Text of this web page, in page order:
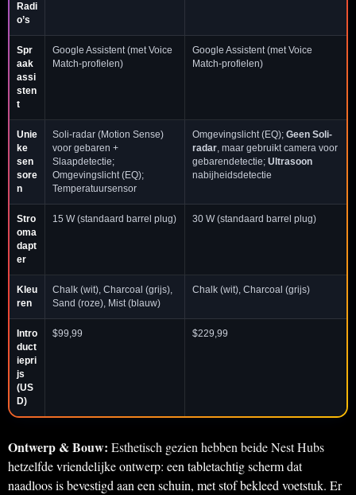
Radi
o’s
Spr
aak
assi
sten
t
Google Assistent (met Voice
Match-profielen)
Google Assistent (met Voice
Match-profielen)
Unie
ke
sen
sore
n
Soli-radar (Motion Sense)
voor gebaren +
Slaapdetectie;
Omgevingslicht (EQ);
Temperatuursensor
Omgevingslicht (EQ); Geen Soli-
radar, maar gebruikt camera voor
gebarendetectie; Ultrasoon
nabijheidsdetectie
Stro
oma
dapt
er
15 W (standaard barrel plug) 30 W (standaard barrel plug)
Kleu
ren
Chalk (wit), Charcoal (grijs),
Sand (roze), Mist (blauw)
Chalk (wit), Charcoal (grijs)
Intro
duct
iepri
js
(US
D)
$99,99 $229,99
Ontwerp & Bouw: Esthetisch gezien hebben beide Nest Hubs
hetzelfde vriendelijke ontwerp: een tabletachtig scherm dat
naadloos is bevestigd aan een schuin, met stof bekleed voetstuk. Er